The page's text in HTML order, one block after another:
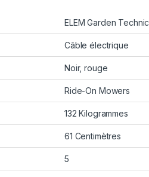
ELEM Garden Technic
Câble électrique
Noir, rouge
Ride-On Mowers
132 Kilogrammes
61 Centimètres
5